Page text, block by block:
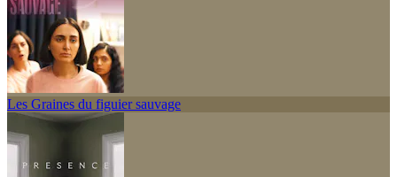
Les Graines du figuier sauvage